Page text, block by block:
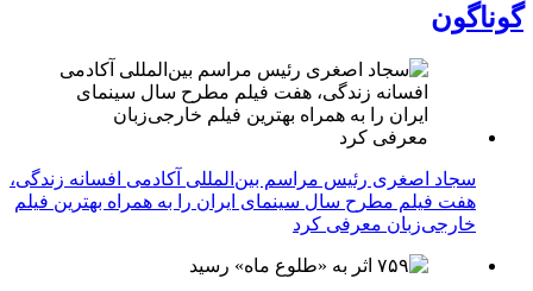
گوناگون
سجاد اصغری رئیس مراسم بین‌المللی آکادمی افسانه زندگی،
هفت فیلم مطرح سال سینمای ایران را به همراه بهترین فیلم
خارجی‌زبان معرفی کرد